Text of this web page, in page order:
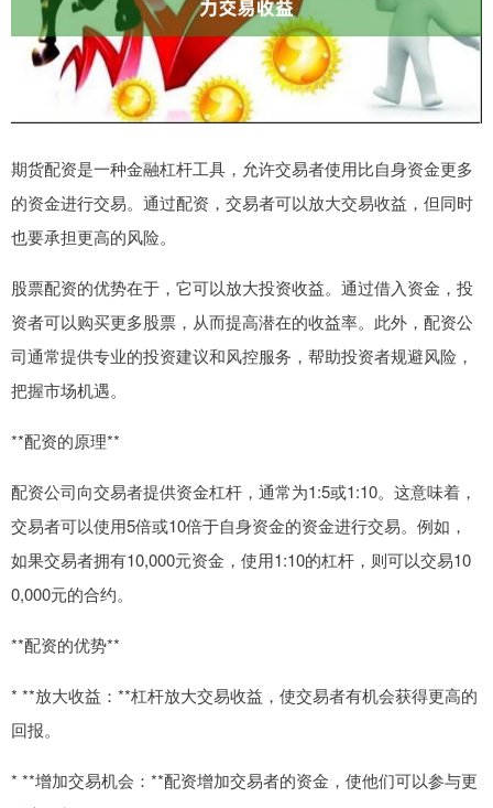
期货配资是一种金融杠杆工具，允许交易者使用比自身资金更多
的资金进行交易。通过配资，交易者可以放大交易收益，但同时
也要承担更高的风险。
股票配资的优势在于，它可以放大投资收益。通过借入资金，投
资者可以购买更多股票，从而提高潜在的收益率。此外，配资公
司通常提供专业的投资建议和风控服务，帮助投资者规避风险，
把握市场机遇。
**配资的原理**
配资公司向交易者提供资金杠杆，通常为1:5或1:10。这意味着，
交易者可以使用5倍或10倍于自身资金的资金进行交易。例如，
如果交易者拥有10,000元资金，使用1:10的杠杆，则可以交易10
0,000元的合约。
**配资的优势**
* **放大收益：**杠杆放大交易收益，使交易者有机会获得更高的
回报。
* **增加交易机会：**配资增加交易者的资金，使他们可以参与更